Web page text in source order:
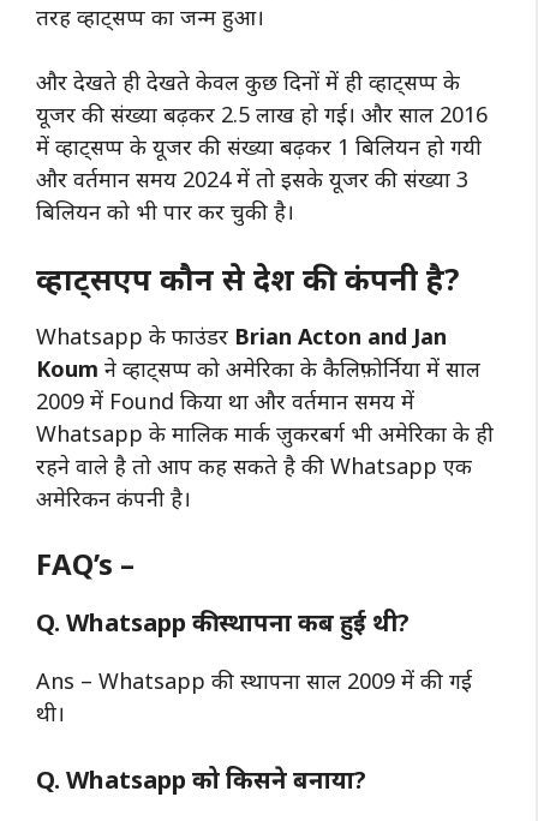
तरह व्हाट्सप्प का जन्म हुआ।
और देखते ही देखते केवल कुछ दिनों में ही व्हाट्सप्प के
यूजर की संख्या बढ़कर 2.5 लाख हो गई। और साल 2016
में व्हाट्सप्प के यूजर की संख्या बढ़कर 1 बिलियन हो गयी
और वर्तमान समय 2024 में तो इसके यूजर की संख्या 3
बिलियन को भी पार कर चुकी है।
व्हाट्सएप कौन से देश की कंपनी है?
Whatsapp के फाउंडर Brian Acton and Jan
Koum ने व्हाट्सप्प को अमेरिका के कैलिफ़ोर्निया में साल
2009 में Found किया था और वर्तमान समय में
Whatsapp के मालिक मार्क ज़ुकरबर्ग भी अमेरिका के ही
रहने वाले है तो आप कह सकते है की Whatsapp एक
अमेरिकन कंपनी है।
FAQ’s –
Q. Whatsapp की स्थापना कब हुई थी?
Ans – Whatsapp की स्थापना साल 2009 में की गई
थी।
Q. Whatsapp को किसने बनाया?